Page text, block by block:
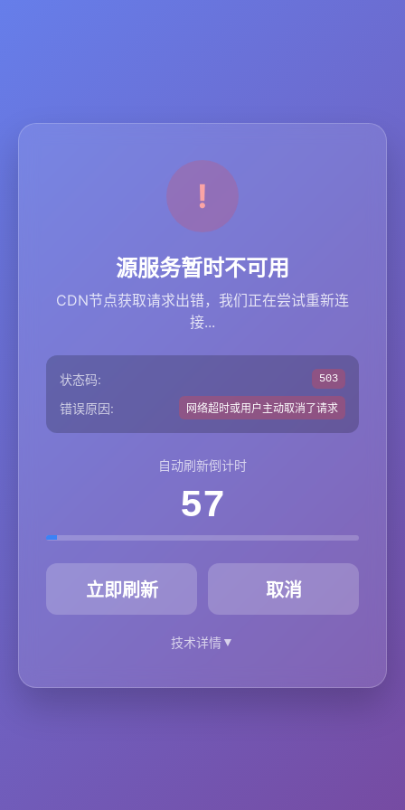
源服务暂时不可用
CDN节点获取请求出错，我们正在尝试重新连
接...
状态码: 503
错误原因: 网络超时或用户主动取消了请求
自动刷新倒计时
57
立即刷新 取消
技术详情▼